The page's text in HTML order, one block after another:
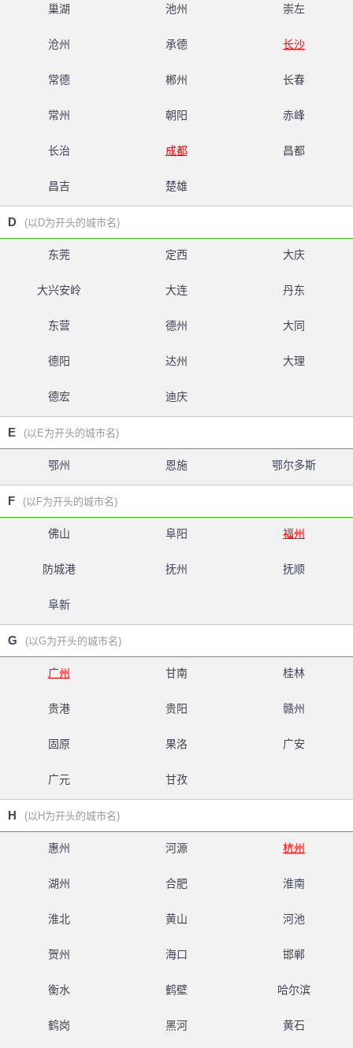
巢湖 池州 崇左
沧州 承德 长沙
常德 郴州 长春
常州 朝阳 赤峰
长治 成都 昌都
昌吉 楚雄
D (以D为开头的城市名)
东莞 定西 大庆
大兴安岭 大连 丹东
东营 德州 大同
德阳 达州 大理
德宏 迪庆
E (以E为开头的城市名)
鄂州 恩施 鄂尔多斯
F (以F为开头的城市名)
佛山 阜阳 福州
防城港 抚州 抚顺
阜新
G (以G为开头的城市名)
广州 甘南 桂林
贵港 贵阳 赣州
固原 果洛 广安
广元 甘孜
H (以H为开头的城市名)
惠州 河源 杭州
湖州 合肥 淮南
淮北 黄山 河池
贺州 海口 邯郸
衡水 鹤壁 哈尔滨
鹤岗 黑河 黄石